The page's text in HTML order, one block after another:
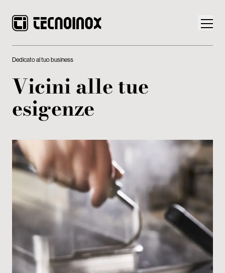
Prodotti
News
Download
Contatti
My Tecnoinox
Dedicato al tuo business
Vicini alle tue
esigenze